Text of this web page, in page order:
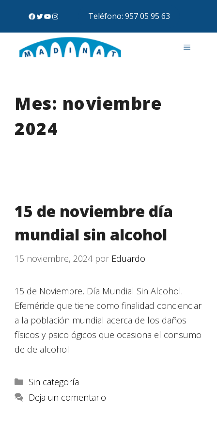
Teléfono: 957 05 95 63
Mes: noviembre
2024
15 de noviembre día
mundial sin alcohol
15 noviembre, 2024 por Eduardo
15 de Noviembre, Día Mundial Sin Alcohol.
Efeméride que tiene como finalidad concienciar
a la población mundial acerca de los daños
físicos y psicológicos que ocasiona el consumo
de de alcohol.
Sin categoría
Deja un comentario